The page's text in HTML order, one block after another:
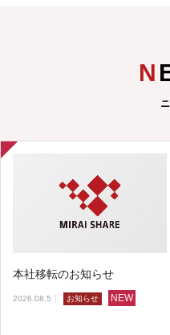
本社移転のお知らせ
2026.08.5 お知らせ NEW